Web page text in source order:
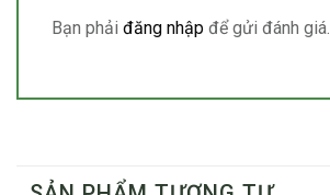
Bạn phải đăng nhập để gửi đánh giá.